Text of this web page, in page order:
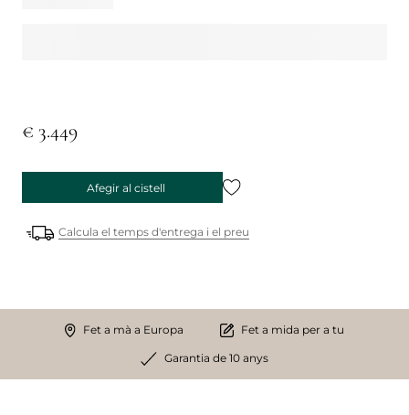
€ 3.449
Afegir al cistell
Calcula el temps d'entrega i el preu
Fet a mà a Europa Fet a mida per a tu
Garantia de 10 anys